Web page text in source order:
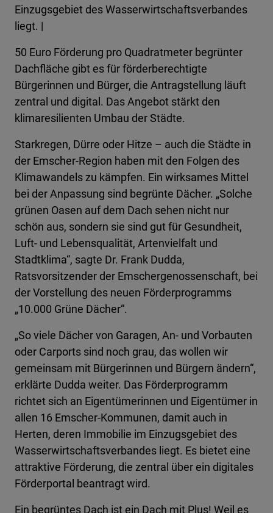
Einzugsgebiet des Wasserwirtschaftsverbandes
liegt. |
50 Euro Förderung pro Quadratmeter begrünter
Dachfläche gibt es für förderberechtigte
Bürgerinnen und Bürger, die Antragstellung läuft
zentral und digital. Das Angebot stärkt den
klimaresilienten Umbau der Städte.
Starkregen, Dürre oder Hitze – auch die Städte in
der Emscher-Region haben mit den Folgen des
Klimawandels zu kämpfen. Ein wirksames Mittel
bei der Anpassung sind begrünte Dächer. „Solche
grünen Oasen auf dem Dach sehen nicht nur
schön aus, sondern sie sind gut für Gesundheit,
Luft- und Lebensqualität, Artenvielfalt und
Stadtklima“, sagte Dr. Frank Dudda,
Ratsvorsitzender der Emschergenossenschaft, bei
der Vorstellung des neuen Förderprogramms
„10.000 Grüne Dächer“.
„So viele Dächer von Garagen, An- und Vorbauten
oder Carports sind noch grau, das wollen wir
gemeinsam mit Bürgerinnen und Bürgern ändern“,
erklärte Dudda weiter. Das Förderprogramm
richtet sich an Eigentümerinnen und Eigentümer in
allen 16 Emscher-Kommunen, damit auch in
Herten, deren Immobilie im Einzugsgebiet des
Wasserwirtschaftsverbandes liegt. Es bietet eine
attraktive Förderung, die zentral über ein digitales
Förderportal beantragt wird.
Ein begrüntes Dach ist ein Dach mit Plus! Weil es